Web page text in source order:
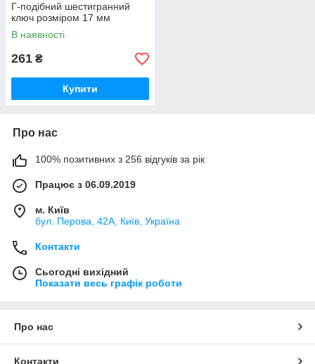
Г-подібний шестигранний
ключ розміром 17 мм
В наявності
261 ₴
Купити
Про нас
100% позитивних з 256 відгуків за рік
Працює з 06.09.2019
м. Київ
бул. Перова, 42А, Київ, Україна
Контакти
Сьогодні вихідний
Показати весь графік роботи
Про нас
Контакти